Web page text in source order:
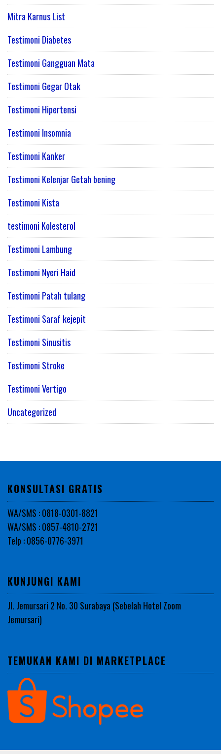
Mitra Karnus List
Testimoni Diabetes
Testimoni Gangguan Mata
Testimoni Gegar Otak
Testimoni Hipertensi
Testimoni Insomnia
Testimoni Kanker
Testimoni Kelenjar Getah bening
Testimoni Kista
testimoni Kolesterol
Testimoni Lambung
Testimoni Nyeri Haid
Testimoni Patah tulang
Testimoni Saraf kejepit
Testimoni Sinusitis
Testimoni Stroke
Testimoni Vertigo
Uncategorized
KONSULTASI GRATIS
WA/SMS : 0818-0301-8821
WA/SMS : 0857-4810-2721
Telp : 0856-0776-3971
KUNJUNGI KAMI
Jl. Jemursari 2 No. 30 Surabaya (Sebelah Hotel Zoom
Jemursari)
TEMUKAN KAMI DI MARKETPLACE